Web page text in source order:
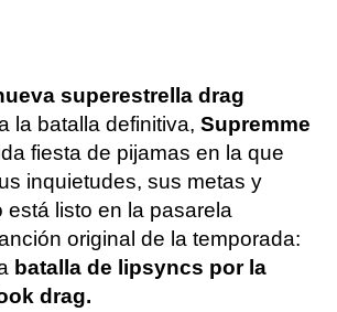
superestrella drag
la batalla definitiva, Supremme
fiesta de pijamas en la que
inquietudes, sus metas y
está listo en la pasarela
original de la temporada:
batalla de lipsyncs por la
drag.